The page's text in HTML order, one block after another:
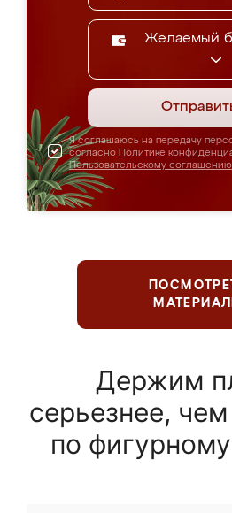
Желаемый
Я соглашаюсь на передачу
согласно Политике
Пользовательскому соглашению
Держим
серьезнее,
по